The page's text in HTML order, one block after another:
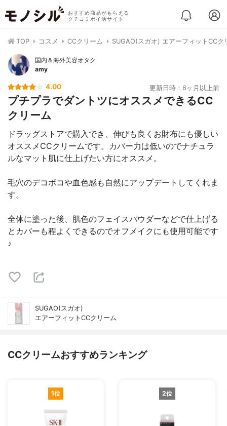
おすすめ商品がもらえる
クチコミポイ活サイト
TOP コスメ CCクリーム SUGAO(スガオ) エアーフィットCCク
国内＆海外美容オタク
amy
4.00 更新日時：6ヶ月以上前
プチプラでダントツにオススメできるCC
クリーム
ドラッグストアで購入でき、伸びも良くお財布にも優しい
オススメCCクリームです。カバー力は低いのでナチュラ
ルなマット肌に仕上げたい方にオススメ。
毛穴のデコボコや血色感も自然にアップデートしてくれま
す。
全体に塗った後、肌色のフェイスパウダーなどで仕上げる
とカバーも程よくできるのでオフメイクにも使用可能です
♪
SUGAO(スガオ)
エアーフィットCCクリーム
CCクリームおすすめランキング
1位 2位